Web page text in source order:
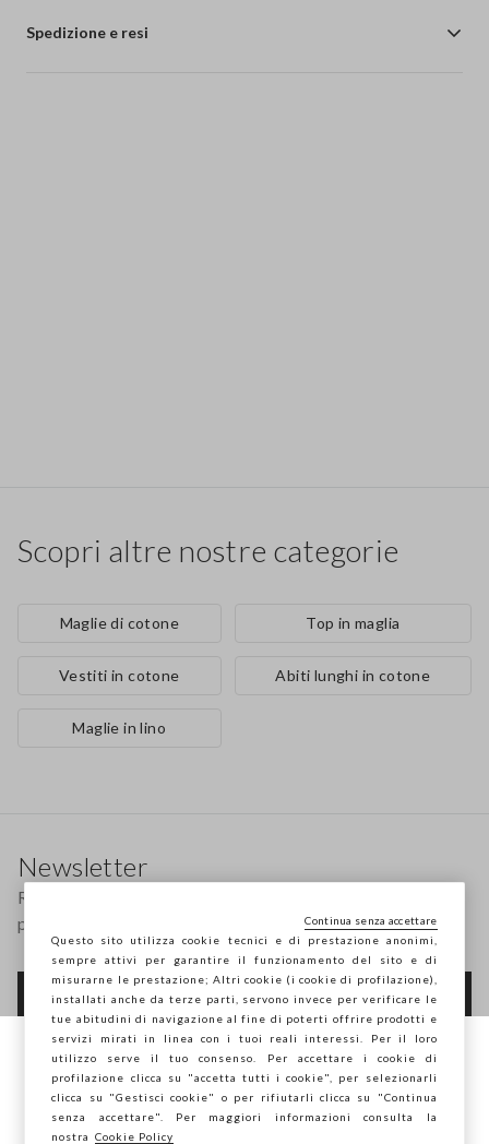
Spedizione e resi
Scopri altre nostre categorie
Maglie di cotone Top in maglia
Vestiti in cotone Abiti lunghi in cotone
Maglie in lino
Newsletter
Ricevi informazioni su nuovi drop, collezioni e
promozioni. Per te -10% di sconto.
FOOTER.NEWSLETTER.SUBSCRIBE
Seguici su
Stai navigando su STEFANEL Italia, vuoi
salvare la tua posizione?
Questo sito utilizza cookie tecnici e di prestazione anonimi,
sempre attivi per garantire il funzionamento del sito e di
misurarne le prestazione; Altri cookie (i cookie di profilazione),
installati anche da terze parti, servono invece per verificare le
tue abitudini di navigazione al fine di poterti offrire prodotti e
servizi mirati in linea con i tuoi reali interessi. Per il loro
utilizzo serve il tuo consenso. Per accettare i cookie di
profilazione clicca su "accetta tutti i cookie", per selezionarli
clicca su "Gestisci cookie" o per rifiutarli clicca su "Continua
senza accettare". Per maggiori informazioni consulta la
nostra
Cookie Policy
Continua senza accettare